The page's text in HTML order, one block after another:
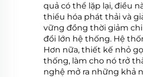
quả có thể lặp lại, điều
thiểu hóa phát thải và
vững đồng thời giảm
đổi lớn hệ thống. Hệ
Hơn nữa, thiết kế nhỏ
thống, làm cho nó trở
nghệ mở ra những khả